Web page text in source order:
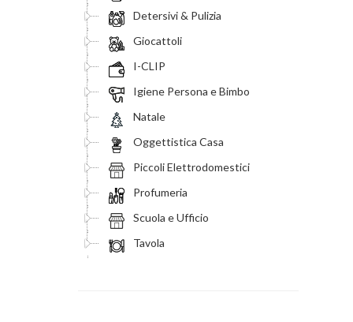
Detersivi & Pulizia
Giocattoli
I-CLIP
Igiene Persona e Bimbo
Natale
Oggettistica Casa
Piccoli Elettrodomestici
Profumeria
Scuola e Ufficio
Tavola